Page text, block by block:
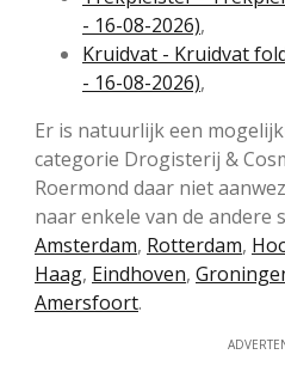
- 16-08-2026),
Kruidvat - Kruidvat
- 16-08-2026),
Er is natuurlijk een
categorie Drogisterij &
Roermond daar niet
naar enkele van de andere
Amsterdam, Rotterdam,
Haag, Eindhoven,
Amersfoort.